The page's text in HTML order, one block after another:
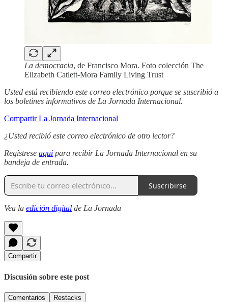
La democracia, de Francisco Mora. Foto colección The
Elizabeth Catlett-Mora Family Living Trust
Usted está recibiendo este correo electrónico porque se suscribió a
los boletines informativos de La Jornada Internacional.
Compartir La Jornada Internacional
¿Usted recibió este correo electrónico de otro lector?
Regístrese aquípara recibir La Jornada Internacional en su
bandeja de entrada.
Suscribirse
Vea la edición digital de La Jornada
Compartir
Discusión sobre este post
Comentarios Restacks